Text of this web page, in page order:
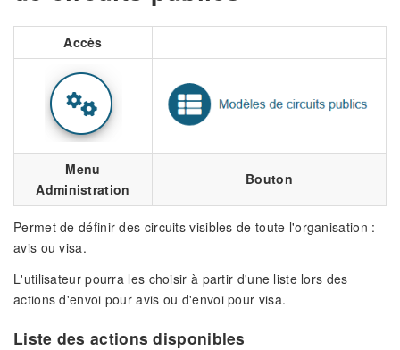
Accès
Menu
Administration
Bouton
Permet de définir des circuits visibles de toute l'organisation :
avis ou visa.
L'utilisateur pourra les choisir à partir d'une liste lors des
actions d'envoi pour avis ou d'envoi pour visa.
Liste des actions disponibles